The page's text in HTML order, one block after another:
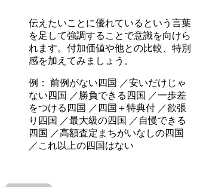
伝えたいことに優れているという言葉
を足して強調することで意識を向けら
れます。付加価値や他との比較、特別
感を加えてみましょう。
例： 前例がない四国 ／安いだけじゃ
ない四国 ／勝負できる四国 ／一歩差
をつける四国 ／四国＋特典付 ／欲張
り四国 ／最大級の四国 ／自慢できる
四国 ／高額査定まちがいなしの四国
／これ以上の四国はない